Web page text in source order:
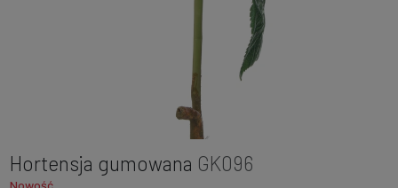
Hortensja gumowana GK096
Nowość